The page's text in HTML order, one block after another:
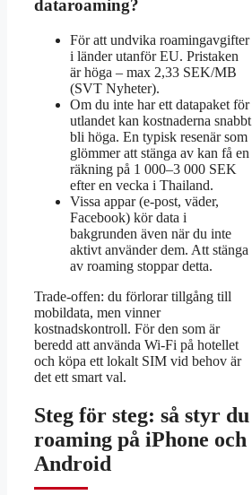
dataroaming?
För att undvika roamingavgifter
i länder utanför EU. Pristaken
är höga – max 2,33 SEK/MB
(SVT Nyheter).
Om du inte har ett datapaket för
utlandet kan kostnaderna snabbt
bli höga. En typisk resenär som
glömmer att stänga av kan få en
räkning på 1 000–3 000 SEK
efter en vecka i Thailand.
Vissa appar (e-post, väder,
Facebook) kör data i
bakgrunden även när du inte
aktivt använder dem. Att stänga
av roaming stoppar detta.
Trade-offen: du förlorar tillgång till
mobildata, men vinner
kostnadskontroll. För den som är
beredd att använda Wi-Fi på hotellet
och köpa ett lokalt SIM vid behov är
det ett smart val.
Steg för steg: så styr du
roaming på iPhone och
Android